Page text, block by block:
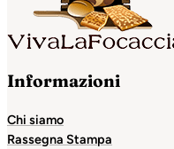
Informazioni
Chi siamo
Rassegna Stampa